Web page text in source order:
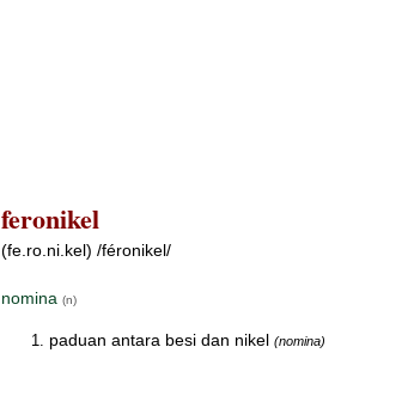
feronikel
(fe.ro.ni.kel) /féronikel/
nomina (n)
paduan antara besi dan nikel (nomina)